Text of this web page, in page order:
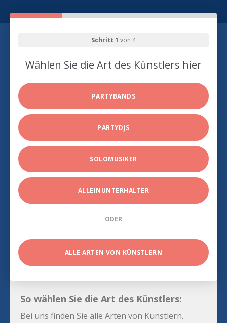
Schritt 1 von 4
Wählen Sie die Art des Künstlers hier
PARTYBANDS
PARTYDJS
SOLOMUSIKER
ALLEINUNTERHALTER
ODER
ALLE ARTEN VON KÜNSTLERN
So wählen Sie die Art des Künstlers:
Bei uns finden Sie alle Arten von Künstlern.